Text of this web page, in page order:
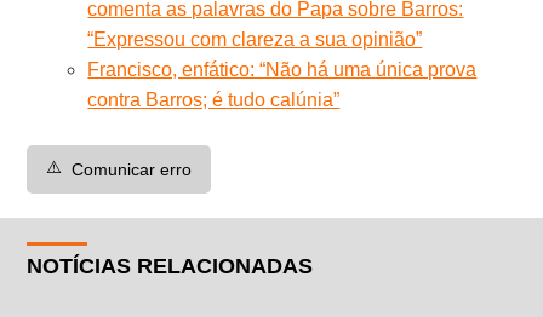
comenta as palavras do Papa sobre Barros:
“Expressou com clareza a sua opinião”
Francisco, enfático: “Não há uma única prova
contra Barros; é tudo calúnia”
⚠️ Comunicar erro
NOTÍCIAS RELACIONADAS